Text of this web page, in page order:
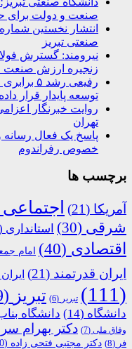
صنعت و دولت برای
انتشار نخستین
صنعتی تبریز
نیرومند: گسترش
زنجیره ارزش صنعت
رفیعی
توسعه پایدار قرار
روایت خبرنگار
تهران
پاسخ یک فعال رسانه
خصوص رفراندوم
برچسب ها
آمریکا (21) اجتماعی
شرقی (30) استانداری
اقتصادی (40) امام
ایران قدرتمند (21)
(111)
تبریر (6) تبریز (49)
دانشگاه (14) دانشگاه
وفاق ملی (7) دکتر بهرام
فر (8) دکتر مجتبی فتحی زاده (10)